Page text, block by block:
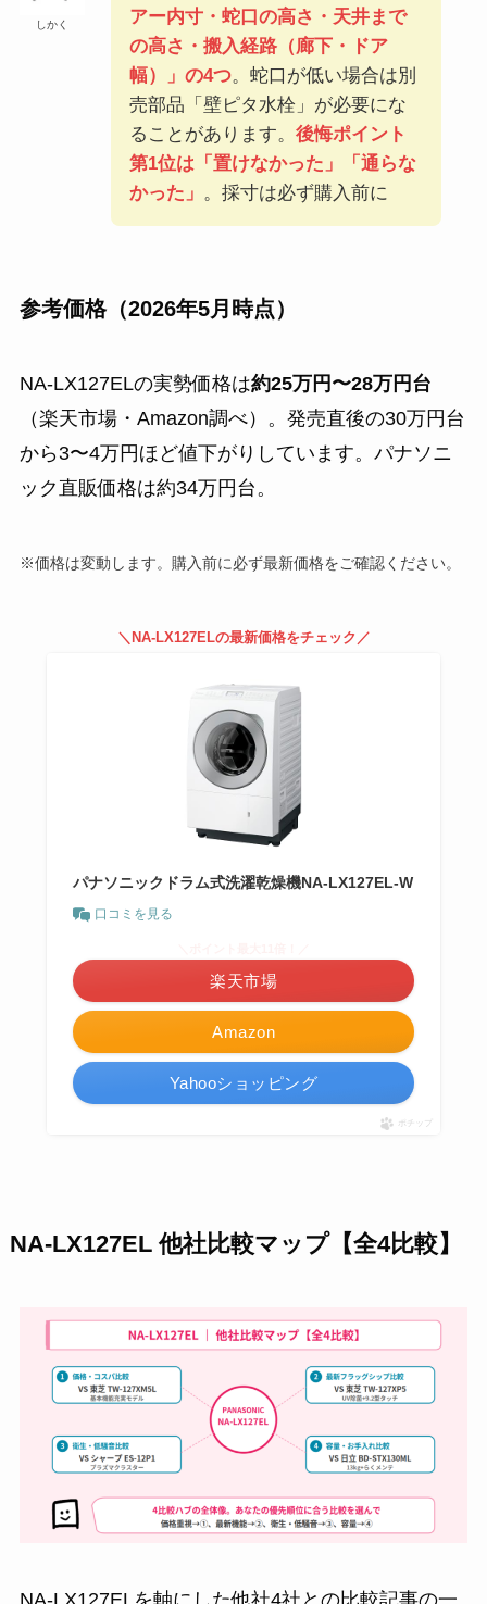
しかく
アー内寸・蛇口の高さ・天井まで
の高さ・搬入経路（廊下・ドア
幅）」の4つ。蛇口が低い場合は別
売部品「壁ピタ水栓」が必要にな
ることがあります。 後悔ポイント
第1位は「置けなかった」「通らな
かった」 。採寸は必ず購入前に
参考価格（2026年5月時点）
NA-LX127ELの実勢価格は約25万円〜28万円台
（楽天市場・Amazon調べ）。発売直後の30万円台
から3〜4万円ほど値下がりしています。パナソニ
ック直販価格は約34万円台。
※価格は変動します。購入前に必ず最新価格をご確認ください。
＼NA-LX127ELの最新価格をチェック／
パナソニックドラム式洗濯乾燥機NA-LX127EL-W
口コミを見る
Amazon
楽天市場
Yahooショッピング
ポチップ
NA-LX127EL 他社比較マップ【全4比較】
NA-LX127ELを軸にした他社4社との比較記事の一